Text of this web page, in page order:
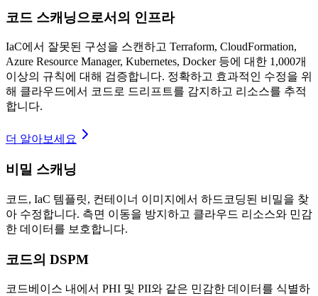
코드 스캐닝으로서의 인프라
IaC에서 잘못된 구성을 스캔하고 Terraform, CloudFormation,
Azure Resource Manager, Kubernetes, Docker 등에 대한 1,000개
이상의 규칙에 대해 검증합니다. 정확하고 효과적인 수정을 위
해 클라우드에서 코드로 드리프트를 감지하고 리소스를 추적
합니다.
더 알아보세요
비밀 스캐닝
코드, IaC 템플릿, 컨테이너 이미지에서 하드코딩된 비밀을 찾
아 수정합니다. 측면 이동을 방지하고 클라우드 리소스와 민감
한 데이터를 보호합니다.
코드의 DSPM
코드베이스 내에서 PHI 및 PII와 같은 민감한 데이터를 식별하